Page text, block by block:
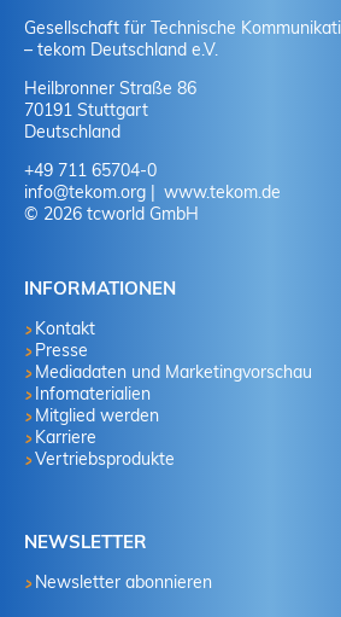
Gesellschaft für Technische
– tekom Deutschland e.V.
Heilbronner Straße 86
70191 Stuttgart
Deutschland
+49 711 65704-0
info@tekom.org
www.tekom.de
© 2026 tcworld GmbH
INFORMATIONEN
Kontakt
Presse
Mediadaten und Marketingvorschau
Infomaterialien
Mitglied werden
Karriere
Vertriebsprodukte
NEWSLETTER
Newsletter abonnieren